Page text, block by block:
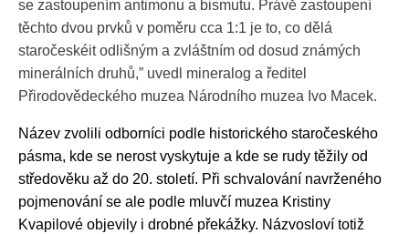
se zastoupením antimonu a bismutu. Právě zastoupení
těchto dvou prvků v poměru cca 1:1 je to, co dělá
staročeskéit odlišným a zvláštním od dosud známých
minerálních druhů,” uvedl mineralog a ředitel
Přirodovědeckého muzea Národního muzea Ivo Macek.
Název zvolili odborníci podle historického staročeského
pásma, kde se nerost vyskytuje a kde se rudy těžily od
středověku až do 20. století. Při schvalování navrženého
pojmenování se ale podle mluvčí muzea Kristiny
Kvapilové objevily i drobné překážky. Názvosloví totiž